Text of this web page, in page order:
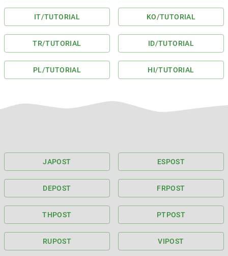
IT/TUTORIAL KO/TUTORIAL
TR/TUTORIAL ID/TUTORIAL
PL/TUTORIAL HI/TUTORIAL
JAPOST ESPOST
DEPOST FRPOST
THPOST PTPOST
RUPOST VIPOST